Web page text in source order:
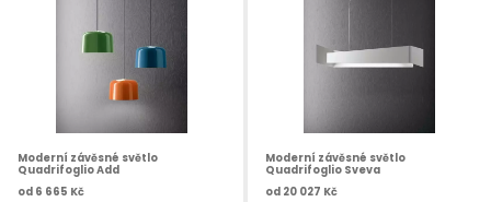
Moderní závěsné světlo
Quadrifoglio Add
od 6 665 Kč
Moderní závěsné světlo
Quadrifoglio Sveva
od 20 027 Kč